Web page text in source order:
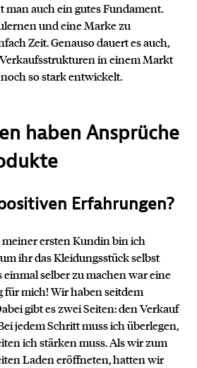
man auch ein gutes Fundament.
und eine Marke zu
Zeit. Genauso dauert es auch,
in einem Markt
so stark entwickelt.
haben Ansprüche
Erfahrungen?
meiner ersten Kundin bin ich
ihr das Kleidungsstück selbst
selber zu machen war eine
für mich! Wir haben seitdem
gibt es zwei Seiten: den Verkauf
jedem Schritt muss ich überlegen,
ich stärken muss. Als wir zum
Laden eröffneten, hatten wir